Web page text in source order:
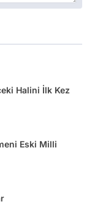
Halini İlk Kez
Eski Milli